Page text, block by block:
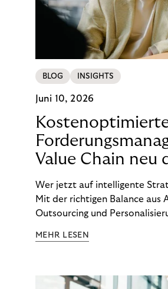
BLOG INSIGHTS
Juni 10, 2026
Value Chain neu
Wer jetzt auf intelligente
Mit der richtigen Balance aus
Outsourcing und
Ergebnisse sichern. Riverty
MEHR LESEN